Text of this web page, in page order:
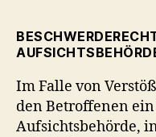
Im Falle von
den Betroffenen
Aufsichtsbehörde,